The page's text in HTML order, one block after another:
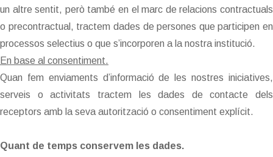
un altre sentit, però també en el marc de relacions contractuals
o precontractual, tractem dades de persones que participen en
processos selectius o que s’incorporen a la nostra institució.
En base al consentiment.
Quan fem enviaments d’informació de les nostres iniciatives,
serveis o activitats tractem les dades de contacte dels
receptors amb la seva autorització o consentiment explícit.
Quant de temps conservem les dades.